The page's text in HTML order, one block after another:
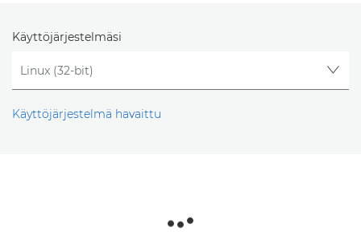
Käyttöjärjestelmäsi
Käyttöjärjestelmä havaittu